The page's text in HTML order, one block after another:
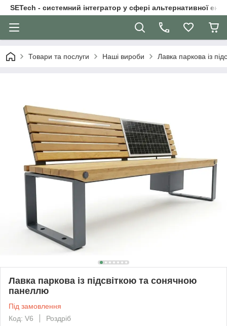
SETech - системний інтегратор у сфері альтернативної
Товари та послуги Наші вироби Лавка паркова із
Лавка паркова із підсвіткою та сонячною
панеллю
Під замовлення
Код: V6
Роздріб